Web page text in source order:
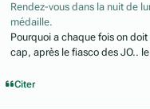
Rendez-vous dans la nuit de
médaille.
Pourquoi a chaque fois on
cap, après le fiasco des JO..
Citer